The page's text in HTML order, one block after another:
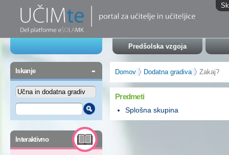
Predšolska vzgoja
Iskanje -
Interaktivno -
Domov Dodatna gradiva Zakaj?
Predmeti
Splošna skupina